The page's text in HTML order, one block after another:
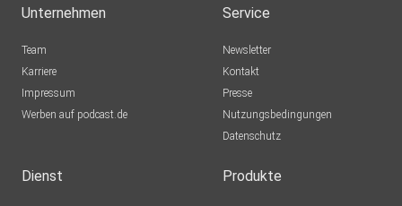
Ihr könnt das Team von Facts & Feelings über Whatsapp
Uns interessiert: Was beschäftigt euch? Habt ihr ein
Unternehmen
Team
Karriere
Impressum
Werben auf podcast.de
Service
Newsletter
Kontakt
Presse
Nutzungsbedingungen
Datenschutz
Dienst Produkte